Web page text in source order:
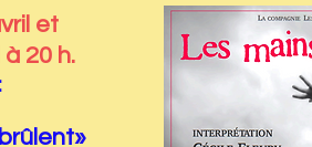
et
20 h.